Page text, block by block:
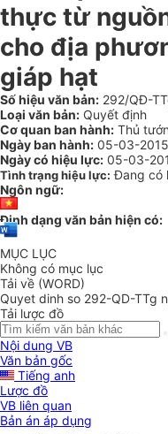
thực từ
cho địa
giáp hạt
Số hiệu văn bản: 292/QĐ-
Loại văn bản: Quyết định
Cơ quan ban hành: Thủ
Ngày ban hành: 05-03-2015
Ngày có hiệu lực: 05-03-
Tình trạng hiệu lực: Đang có
Ngôn ngữ:
Định dạng văn bản hiện có:
MỤC LỤC
Không có mục lục
Tải về (WORD)
Quyet dinh so 292-QD-TTg
Tải lược đồ
Nội dung VB
Văn bản gốc
Tiếng anh
Lược đồ
VB liên quan
Bản án áp dụng